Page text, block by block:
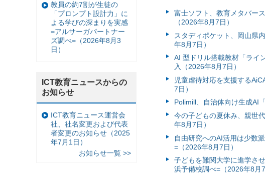
富⼠ソフト、教育メタバー
（2026年8月7日）
スタディポケット、岡山県
年8月7日）
AI 型ドリル搭載教材「ライ
入（2026年8月7日）
児童虐待対応を支援する
7日）
Polimill、自治体向け生成AI
今の子どもの夏休み、親世
年8月7日）
自由研究へのAI活用は少数
=（2026年8月7日）
子どもを難関大学に進学さ
浜予備校調べ=（2026年8月7
教員の約7割が生徒の
「プロンプト設計力」に
よる学びの深まりを実感
=アルサーガパートナー
ズ調べ=（2026年8月3
日）
ICT教育ニュースからの
お知らせ
ICT教育ニュース運営会
社、社名変更および代表
者変更のお知らせ（2025
年7月1日）
お知らせ一覧 >>